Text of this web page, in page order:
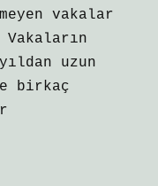
vakalar
uzun
birkaç